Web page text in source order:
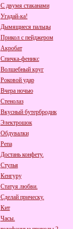
С двумя стаканами
Угадай-ка!
Дымящиеся пальцы
Прикол с пейджером
Акробат
Спичка-феникс
Волшебный круг
Роковой удар
Вчера ночью
Стенолаз
Вкусный бутербродик
Электрошок
Обдувалки
Репа
Достань конфету.
Стулья
Кенгуру
Статуя любви.
Сделай прическу.
Кит
Часы.